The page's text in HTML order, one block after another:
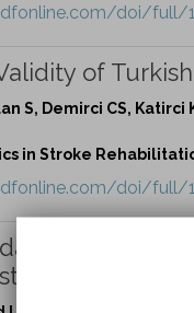
doi/full/
of
S, Demirci CS, Katirci
in Stroke
doi/full/
analysis to
acute